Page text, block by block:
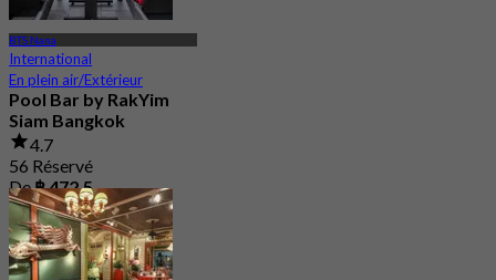
BTS Nana
International
En plein air/Extérieur
Pool Bar by RakYim
Siam Bangkok
4.7
56 Réservé
De฿ 472.5